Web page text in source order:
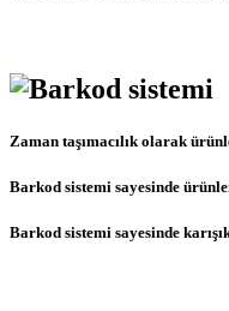
Zaman taşımacılık olarak
Barkod sistemi sayesinde
Barkod sistemi sayesinde